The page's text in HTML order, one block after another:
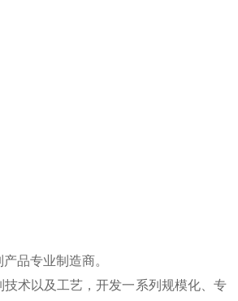
品专业制造商。
术以及工艺，开发一系列规模化、专